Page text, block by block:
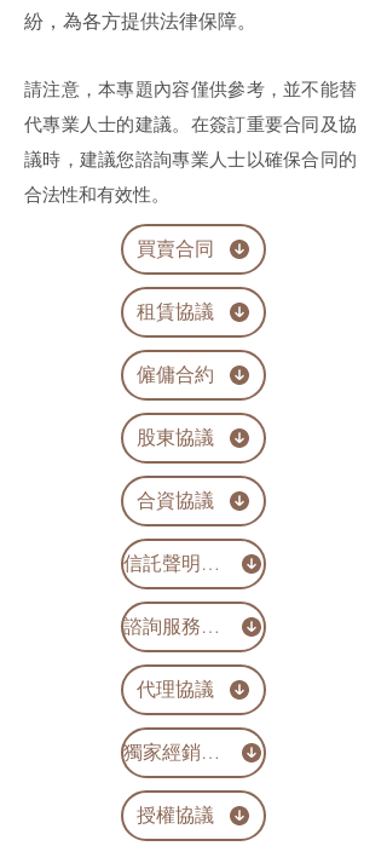
紛，為各方提供法律保障。
請注意，本專題內容僅供參考，並不能替
代專業人士的建議。在簽訂重要合同及協
議時，建議您諮詢專業人士以確保合同的
合法性和有效性。
買賣合同
租賃協議
僱傭合約
股東協議
合資協議
信託聲明書 (股份)
諮詢服務協議
代理協議
獨家經銷協議
授權協議